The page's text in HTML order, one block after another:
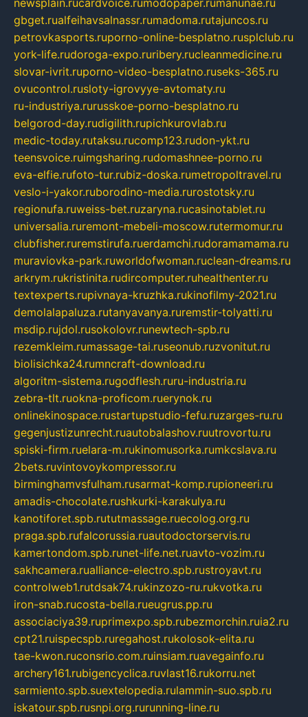
newsplain.rucardvoice.rumodopaper.rumanunae.ru
gbget.rualfeihavsalnassr.rumadoma.rutajuncos.ru
petrovkasports.ruporno-online-besplatno.rusplclub.ru
york-life.rudoroga-expo.ruribery.rucleanmedicine.ru
slovar-ivrit.ruporno-video-besplatno.ruseks-365.ru
ovucontrol.rusloty-igrovyye-avtomaty.ru
ru-industriya.rurusskoe-porno-besplatno.ru
belgorod-day.rudigilith.rupichkurovlab.ru
medic-today.rutaksu.rucomp123.rudon-ykt.ru
teensvoice.ruimgsharing.rudomashnee-porno.ru
eva-elfie.rufoto-tur.rubiz-doska.rumetropoltravel.ru
veslo-i-yakor.ruborodino-media.rurostotsky.ru
regionufa.ruweiss-bet.ruzaryna.rucasinotablet.ru
universalia.ruremont-mebeli-moscow.rutermomur.ru
clubfisher.ruremstirufa.ruerdamchi.rudoramamama.ru
muraviovka-park.ruworldofwoman.ruclean-dreams.ru
arkrym.rukristinita.rudircomputer.ruhealthenter.ru
textexperts.rupivnaya-kruzhka.rukinofilmy-2021.ru
demolalapaluza.rutanyavanya.ruremstir-tolyatti.ru
msdip.rujdol.rusokolovr.runewtech-spb.ru
rezemkleim.rumassage-tai.ruseonub.ruzvonitut.ru
biolisichka24.rumncraft-download.ru
algoritm-sistema.rugodflesh.ruru-industria.ru
zebra-tlt.ruokna-proficom.ruerynok.ru
onlinekinospace.rustartupstudio-fefu.ruzarges-ru.ru
gegenjustizunrecht.ruautobalashov.ruutrovortu.ru
spiski-firm.ruelara-m.rukinomusorka.rumkcslava.ru
2bets.ruvintovoykompressor.ru
birminghamvsfulham.rusarmat-komp.rupioneeri.ru
amadis-chocolate.rushkurki-karakulya.ru
kanotiforet.spb.rututmassage.ruecolog.org.ru
praga.spb.rufalcorussia.ruautodoctorservis.ru
kamertondom.spb.runet-life.net.ruavto-vozim.ru
sakhcamera.rualliance-electro.spb.rustroyavt.ru
controlweb1.rutdsak74.rukinzozo-ru.rukvotka.ru
iron-snab.rucosta-bella.rueugrus.pp.ru
associaciya39.ruprimexpo.spb.rubezmorchin.ruia2.ru
cpt21.ruispecspb.ruregahost.rukolosok-elita.ru
tae-kwon.ruconsrio.com.ruinsiam.ruavegainfo.ru
archery161.rubigencyclica.ruvlast16.rukorru.net
sarmiento.spb.suextelopedia.rulammin-suo.spb.ru
iskatour.spb.rusnpi.org.rurunning-line.ru